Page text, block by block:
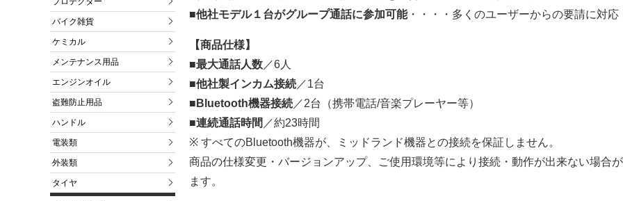
バイク雑貨
ケミカル
メンテナンス用品
エンジンオイル
盗難防止用品
ハンドル
電装類
外装類
タイヤ
■他社モデル１台がグループ通話に参加可能・・・・多くのユーザーからの要請に対応
【商品仕様】
■最大通話人数 ／6人
■他社製インカム接続 ／1台
■Bluetooth機器接続 ／2台（携帯電話/音楽プレーヤー等）
■連続通話時間 ／約23時間
※ すべてのBluetooth機器が、ミッドランド機器との接続を保証しません。
商品の仕様変更・バージョンアップ、ご使用環境等により接続・動作が出来ない場合
ます。